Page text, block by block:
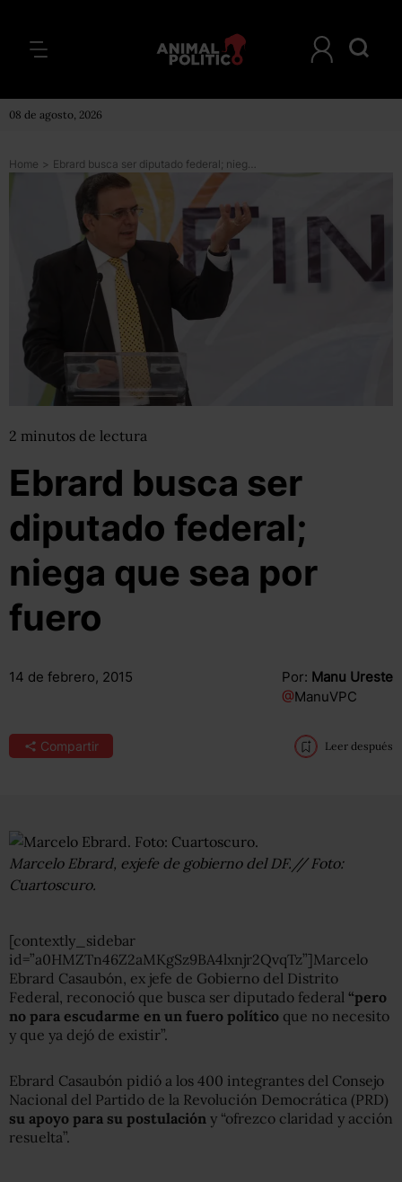
08 de agosto, 2026
Home > Ebrard busca ser diputado federal; niega que sea por fuero
2 minutos de lectura
Ebrard busca ser
diputado federal;
niega que sea por
fuero
14 de febrero, 2015 Por: Manu Ureste
@ManuVPC
Compartir Leer después
Marcelo Ebrard, exjefe de gobierno del DF.// Foto:
Cuartoscuro.
[contextly_sidebar
id=”a0HMZTn46Z2aMKgSz9BA4lxnjr2QvqTz”]Marcelo
Ebrard Casaubón, ex jefe de Gobierno del Distrito
Federal, reconoció que busca ser diputado federal “pero
no para escudarme en un fuero político que no necesito
y que ya dejó de existir”.
Ebrard Casaubón pidió a los 400 integrantes del Consejo
Nacional del Partido de la Revolución Democrática (PRD)
su apoyo para su postulación y “ofrezco claridad y acción
resuelta”.